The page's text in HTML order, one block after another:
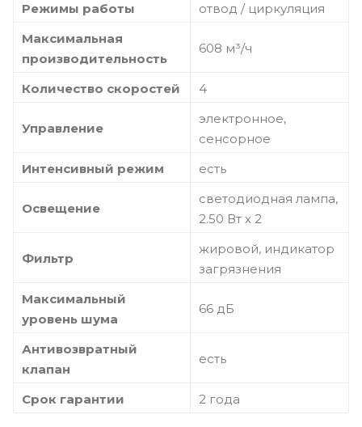
Режимы работы
отвод / циркуляция
Максимальная
производительность
608 м³/ч
Количество скоростей 4
Управление
электронное,
сенсорное
Интенсивный режим
есть
Освещение
светодиодная лампа,
2.50 Вт х 2
Фильтр
жировой, индикатор
загрязнения
Максимальный
уровень шума
66 дБ
Антивозвратный
клапан
есть
Срок гарантии 2 года